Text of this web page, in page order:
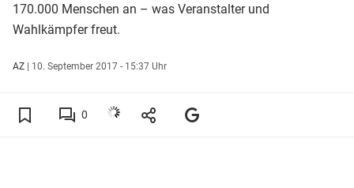
170.000 Menschen an – was Veranstalter und
Wahlkämpfer freut.
AZ | 10. September 2017 - 15:37 Uhr
0